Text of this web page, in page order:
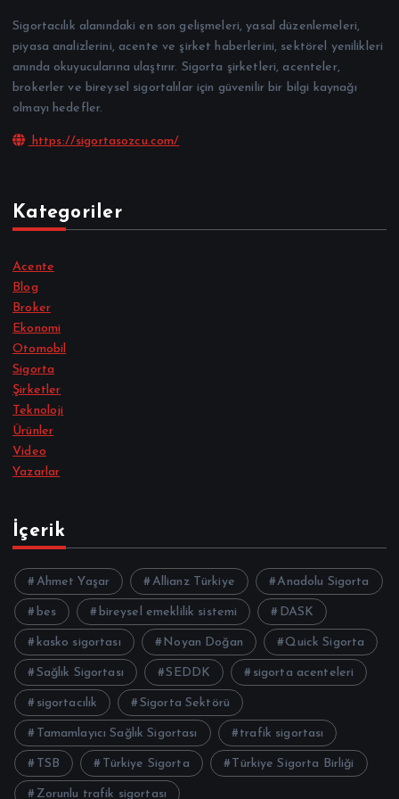
Sigortacılık alanındaki en son gelişmeleri, yasal düzenlemeleri,
piyasa analizlerini, acente ve şirket haberlerini, sektörel yenilikleri
anında okuyucularına ulaştırır. Sigorta şirketleri, acenteler,
brokerler ve bireysel sigortalılar için güvenilir bir bilgi kaynağı
olmayı hedefler.
https://sigortasozcu.com/
Kategoriler
Acente
Blog
Broker
Ekonomi
Otomobil
Sigorta
Şirketler
Teknoloji
Ürünler
Video
Yazarlar
İçerik
Ahmet Yaşar Allianz Türkiye Anadolu Sigorta
bes bireysel emeklilik sistemi DASK
kasko sigortası Noyan Doğan Quick Sigorta
Sağlık Sigortası SEDDK sigorta acenteleri
sigortacılık Sigorta Sektörü
Tamamlayıcı Sağlık Sigortası trafik sigortası
TSB Türkiye Sigorta Türkiye Sigorta Birliği
Zorunlu trafik sigortası